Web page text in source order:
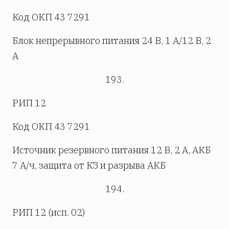
Код ОКП 43 7291
Блок непрерывного питания 24 В, 1 А/12 В, 2
А
193.
РИП 12
Код ОКП 43 7291
Источник резервного питания 12 В, 2 А, АКБ
7 А/ч, защита от КЗ и разрыва АКБ
194.
РИП 12 (исп. 02)